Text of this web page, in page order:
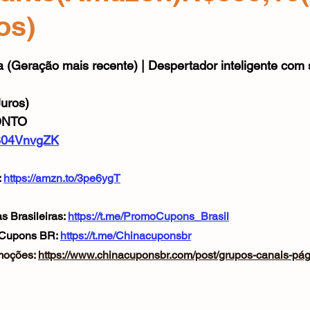
(Geração mais recente) | Despertador inteligente
https://amzn.to/3pe6ygT
Brasileiras: https://t.me/PromoCupons_Brasil
BR: https://t.me/Chinacuponsbr
https://www.chinacuponsbr.com/post/grupos-canais-